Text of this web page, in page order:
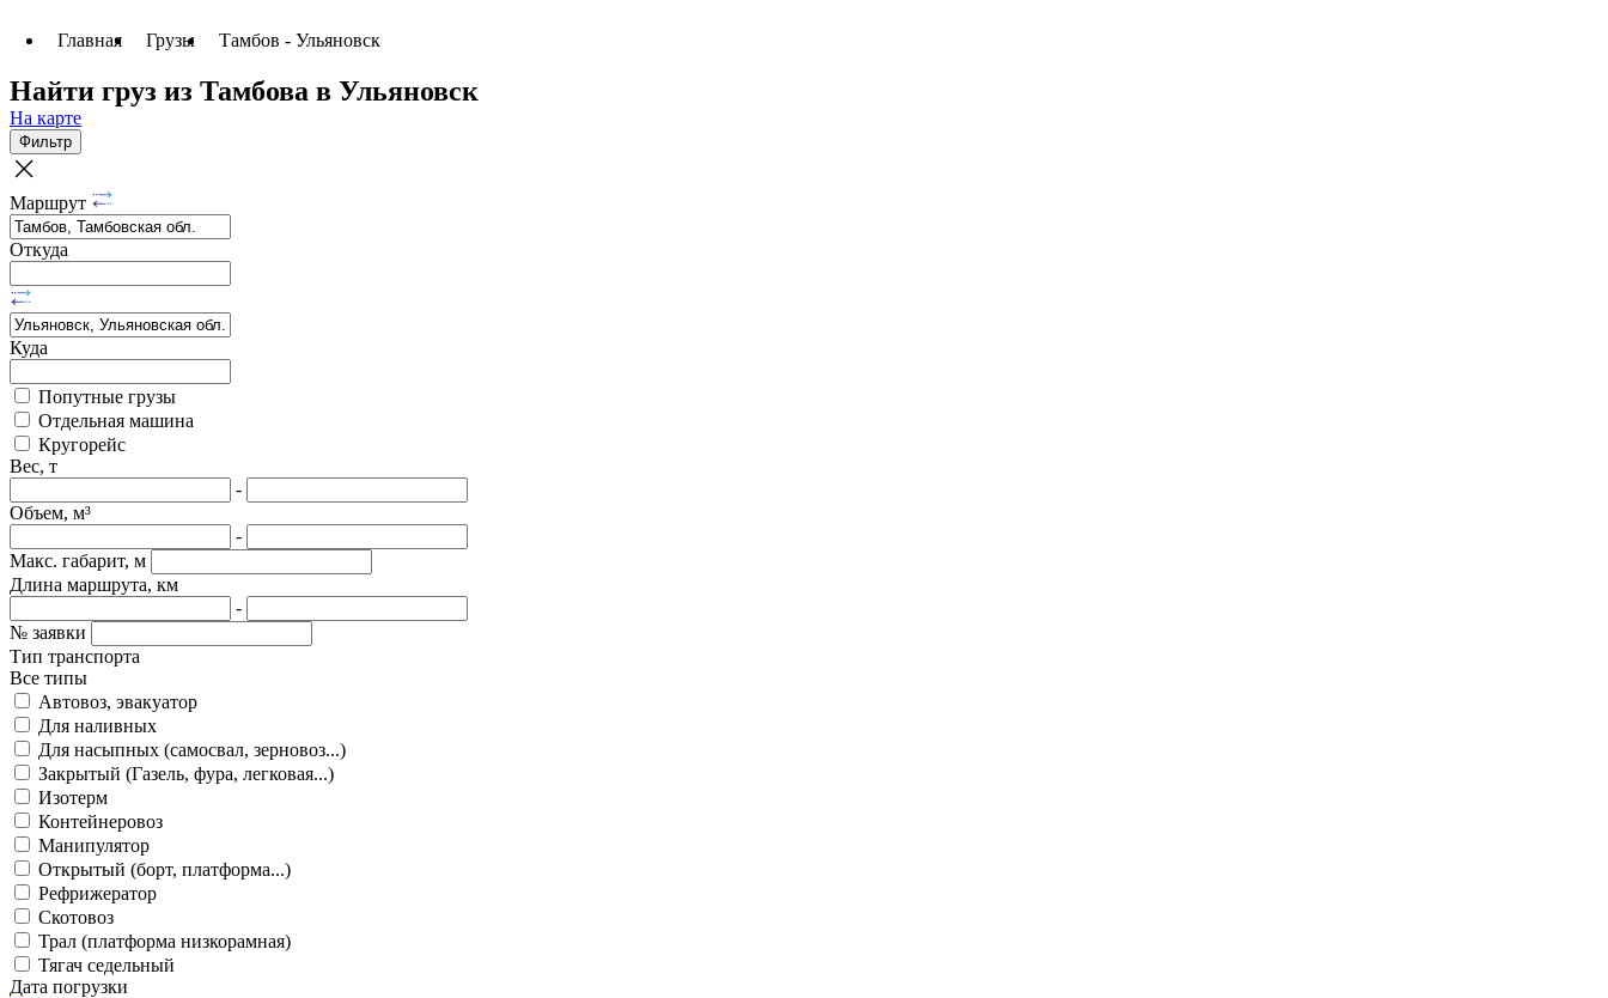
Главная Грузы Тамбов - Ульяновск
Найти груз из Тамбова в Ульяновск
На карте
Фильтр
Маршрут
Откуда
Куда
Попутные грузы
Отдельная машина
Кругорейс
Вес, т
-
Объем, м³
-
Макс. габарит, м
Длина маршрута, км
-
№ заявки
Тип транспорта
Все типы
Автовоз, эвакуатор
Для наливных
Для насыпных (самосвал, зерновоз...)
Закрытый (Газель, фура, легковая...)
Изотерм
Контейнеровоз
Манипулятор
Открытый (борт, платформа...)
Рефрижератор
Скотовоз
Трал (платформа низкорамная)
Тягач седельный
Дата погрузки